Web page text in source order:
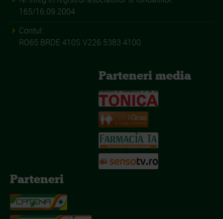
165/16.09.2004
Contul:
RO65 BRDE 410S V226 5383 4100
Parteneri
Parteneri media